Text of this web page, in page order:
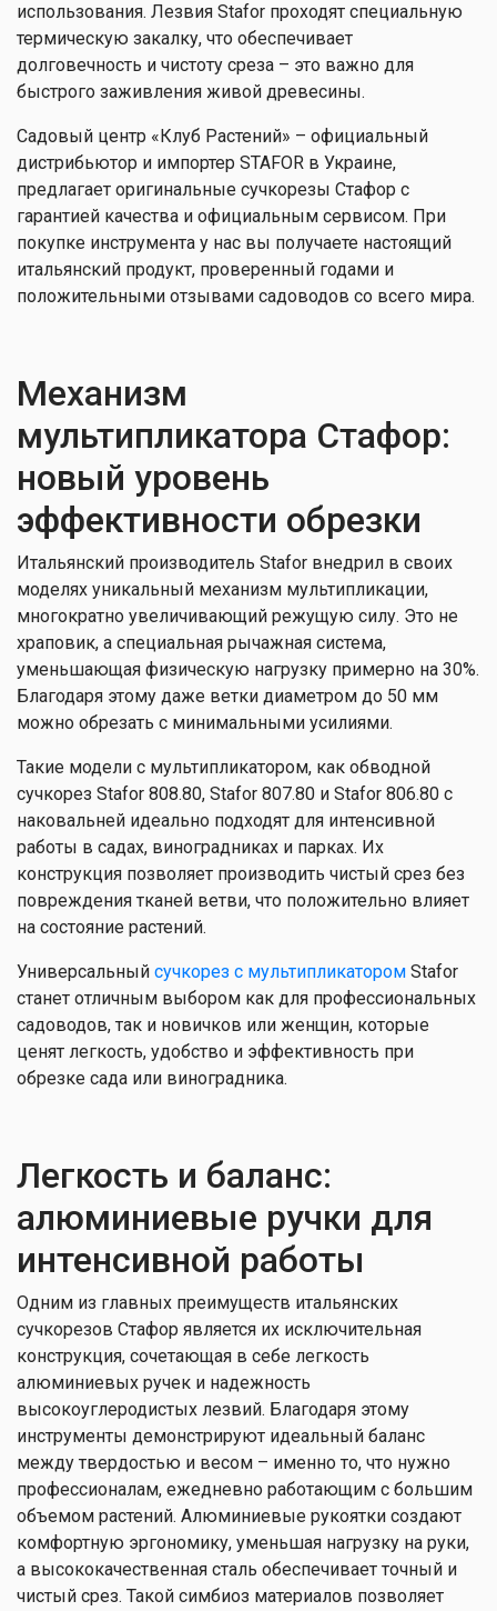
использования. Лезвия Stafor проходят специальную
термическую закалку, что обеспечивает
долговечность и чистоту среза – это важно для
быстрого заживления живой древесины.
Садовый центр «Клуб Растений» – официальный
дистрибьютор и импортер STAFOR в Украине,
предлагает оригинальные сучкорезы Стафор с
гарантией качества и официальным сервисом. При
покупке инструмента у нас вы получаете настоящий
итальянский продукт, проверенный годами и
положительными отзывами садоводов со всего мира.
Механизм
мультипликатора Стафор:
новый уровень
эффективности обрезки
Итальянский производитель Stafor внедрил в своих
моделях уникальный механизм мультипликации,
многократно увеличивающий режущую силу. Это не
храповик, а специальная рычажная система,
уменьшающая физическую нагрузку примерно на 30%.
Благодаря этому даже ветки диаметром до 50 мм
можно обрезать с минимальными усилиями.
Такие модели с мультипликатором, как обводной
сучкорез Stafor 808.80, Stafor 807.80 и Stafor 806.80 с
наковальней идеально подходят для интенсивной
работы в садах, виноградниках и парках. Их
конструкция позволяет производить чистый срез без
повреждения тканей ветви, что положительно влияет
на состояние растений.
Универсальный сучкорез с мультипликатором Stafor
станет отличным выбором как для профессиональных
садоводов, так и новичков или женщин, которые
ценят легкость, удобство и эффективность при
обрезке сада или виноградника.
Легкость и баланс:
алюминиевые ручки для
интенсивной работы
Одним из главных преимуществ итальянских
сучкорезов Стафор является их исключительная
конструкция, сочетающая в себе легкость
алюминиевых ручек и надежность
высокоуглеродистых лезвий. Благодаря этому
инструменты демонстрируют идеальный баланс
между твердостью и весом – именно то, что нужно
профессионалам, ежедневно работающим с большим
объемом растений. Алюминиевые рукоятки создают
комфортную эргономику, уменьшая нагрузку на руки,
а высококачественная сталь обеспечивает точный и
чистый срез. Такой симбиоз материалов позволяет